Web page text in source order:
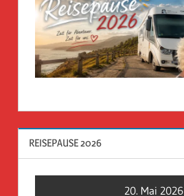
REISEPAUSE 2026
20. Mai 2026